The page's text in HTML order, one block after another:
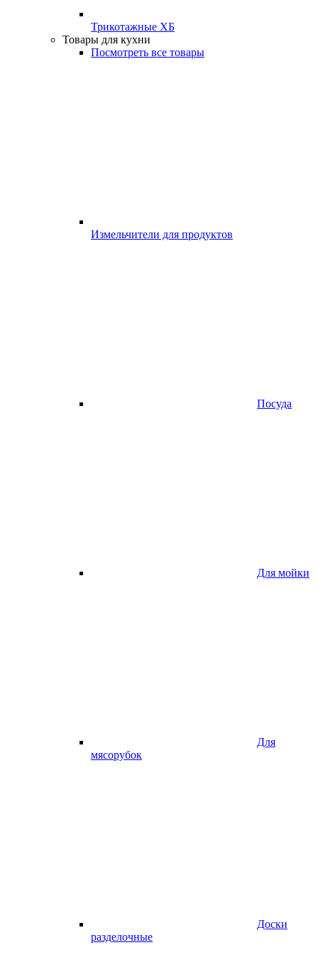
Трикотажные ХБ
Товары для кухни
Посмотреть все товары
Измельчители для продуктов
Посуда
Для мойки
Для
мясорубок
Доски
разделочные